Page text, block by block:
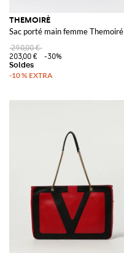
THEMOIRÈ
Sac porté main femme Themoiré
290,00 €
203,00 €
-30%